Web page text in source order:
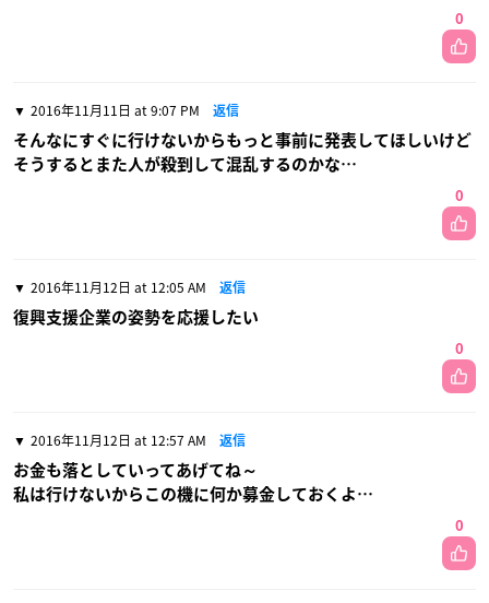
0
2016年11月11日 at 9:07 PM 返信
そんなにすぐに行けないからもっと事前に発表してほしいけど
そうするとまた人が殺到して混乱するのかな…
0
2016年11月12日 at 12:05 AM 返信
復興支援企業の姿勢を応援したい
0
2016年11月12日 at 12:57 AM 返信
お金も落としていってあげてね～
私は行けないからこの機に何か募金しておくよ…
0